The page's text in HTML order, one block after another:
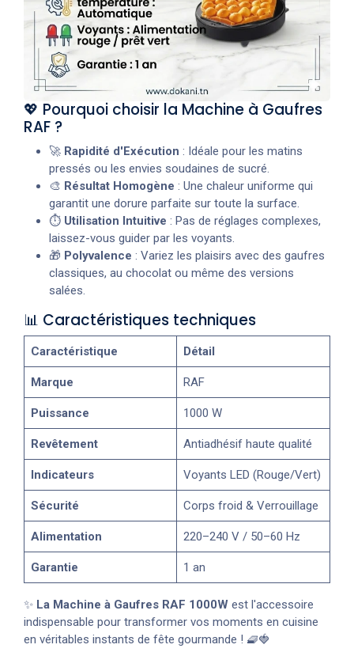
💖 Pourquoi choisir la Machine à Gaufres
RAF ?
🚀 Rapidité d'Exécution : Idéale pour les matins
pressés ou les envies soudaines de sucré.
🎨 Résultat Homogène : Une chaleur uniforme qui
garantit une dorure parfaite sur toute la surface.
⏱️ Utilisation Intuitive : Pas de réglages complexes,
laissez-vous guider par les voyants.
🎁 Polyvalence : Variez les plaisirs avec des gaufres
classiques, au chocolat ou même des versions
salées.
📊 Caractéristiques techniques
Caractéristique Détail
Marque RAF
Puissance 1000 W
Revêtement Antiadhésif haute qualité
Indicateurs Voyants LED (Rouge/Vert)
Sécurité Corps froid & Verrouillage
Alimentation 220–240 V / 50–60 Hz
Garantie 1 an
✨ La Machine à Gaufres RAF 1000W est l'accessoire
indispensable pour transformer vos moments en cuisine
en véritables instants de fête gourmande ! 🧇🍓